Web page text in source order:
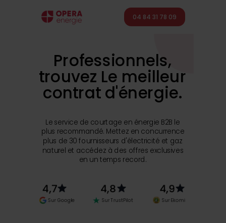
Professionnels,
trouvez Le meilleur
contrat d'énergie.
Sur Google
4,7 4,8
Sur TrustPilot
4,9
Sur Ekomi
Le service de courtage en énergie B2B le
plus recommandé. Mettez en concurrence
plus de 30 fournisseurs d'électricité et gaz
naturel et accédez à des offres exclusives
en un temps record.
04 84 31 78 09